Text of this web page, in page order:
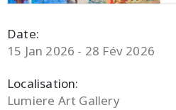
Date:
15 Jan 2026 - 28 Fév 2026
Localisation:
Lumiere Art Gallery